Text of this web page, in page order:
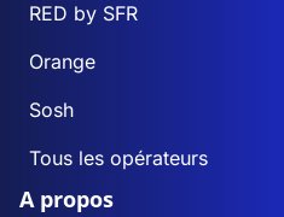
RED by SFR
Orange
Sosh
Tous les opérateurs
A propos